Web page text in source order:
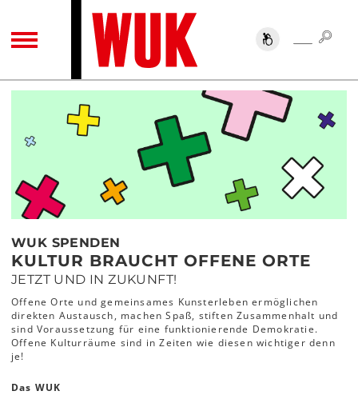
TOGGLE NAVIGATION SUCHE
WUK SPENDEN
KULTUR BRAUCHT OFFENE ORTE
JETZT UND IN ZUKUNFT!
Offene Orte und gemeinsames Kunsterleben ermöglichen
direkten Austausch, machen Spaß, stiften Zusammenhalt und
sind Voraussetzung für eine funktionierende Demokratie.
Offene Kulturräume sind in Zeiten wie diesen wichtiger denn
je!
Das WUK